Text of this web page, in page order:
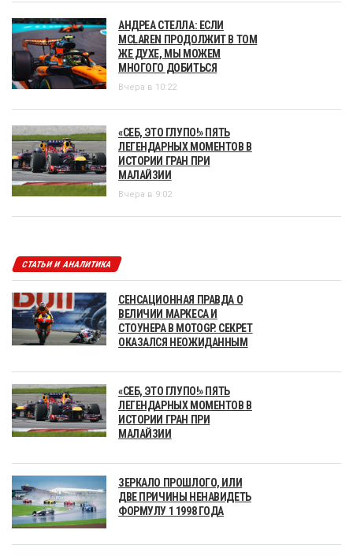
АНДРЕА СТЕЛЛА: ЕСЛИ
MCLAREN ПРОДОЛЖИТ В ТОМ
ЖЕ ДУХЕ, МЫ МОЖЕМ
МНОГОГО ДОБИТЬСЯ
Вчера в 10:22
«СЕБ, ЭТО ГЛУПО!» ПЯТЬ
ЛЕГЕНДАРНЫХ МОМЕНТОВ В
ИСТОРИИ ГРАН ПРИ
МАЛАЙЗИИ
Вчера в 9:02
СТАТЬИ И АНАЛИТИКА
СЕНСАЦИОННАЯ ПРАВДА О
ВЕЛИЧИИ МАРКЕСА И
СТОУНЕРА В MOTOGP. СЕКРЕТ
ОКАЗАЛСЯ НЕОЖИДАННЫМ
«СЕБ, ЭТО ГЛУПО!» ПЯТЬ
ЛЕГЕНДАРНЫХ МОМЕНТОВ В
ИСТОРИИ ГРАН ПРИ
МАЛАЙЗИИ
ЗЕРКАЛО ПРОШЛОГО, ИЛИ
ДВЕ ПРИЧИНЫ НЕНАВИДЕТЬ
ФОРМУЛУ 1 1998 ГОДА